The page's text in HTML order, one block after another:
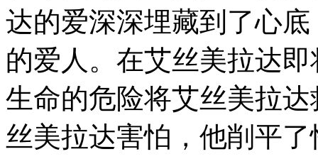
达的爱深深埋藏到了心
的爱人。在艾丝美拉达
生命的危险将艾丝美拉
丝美拉达害怕，他削平